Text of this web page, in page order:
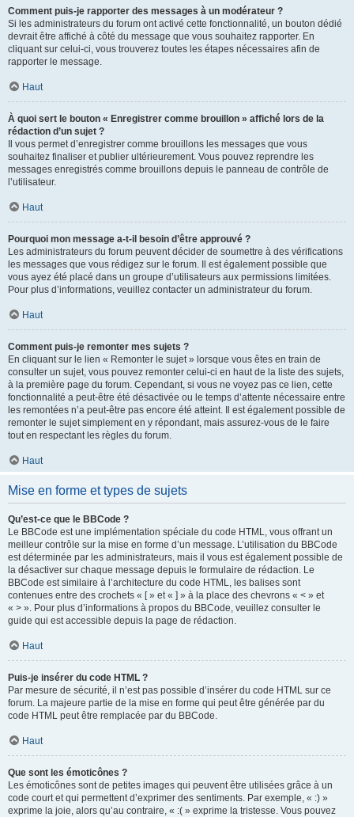
Comment puis-je rapporter des messages à un modérateur ?
Si les administrateurs du forum ont activé cette fonctionnalité, un bouton dédié
devrait être affiché à côté du message que vous souhaitez rapporter. En
cliquant sur celui-ci, vous trouverez toutes les étapes nécessaires afin de
rapporter le message.
Haut
À quoi sert le bouton « Enregistrer comme brouillon » affiché lors de la
rédaction d’un sujet ?
Il vous permet d’enregistrer comme brouillons les messages que vous
souhaitez finaliser et publier ultérieurement. Vous pouvez reprendre les
messages enregistrés comme brouillons depuis le panneau de contrôle de
l’utilisateur.
Haut
Pourquoi mon message a-t-il besoin d’être approuvé ?
Les administrateurs du forum peuvent décider de soumettre à des vérifications
les messages que vous rédigez sur le forum. Il est également possible que
vous ayez été placé dans un groupe d’utilisateurs aux permissions limitées.
Pour plus d’informations, veuillez contacter un administrateur du forum.
Haut
Comment puis-je remonter mes sujets ?
En cliquant sur le lien « Remonter le sujet » lorsque vous êtes en train de
consulter un sujet, vous pouvez remonter celui-ci en haut de la liste des sujets,
à la première page du forum. Cependant, si vous ne voyez pas ce lien, cette
fonctionnalité a peut-être été désactivée ou le temps d’attente nécessaire entre
les remontées n’a peut-être pas encore été atteint. Il est également possible de
remonter le sujet simplement en y répondant, mais assurez-vous de le faire
tout en respectant les règles du forum.
Haut
Mise en forme et types de sujets
Qu’est-ce que le BBCode ?
Le BBCode est une implémentation spéciale du code HTML, vous offrant un
meilleur contrôle sur la mise en forme d’un message. L’utilisation du BBCode
est déterminée par les administrateurs, mais il vous est également possible de
la désactiver sur chaque message depuis le formulaire de rédaction. Le
BBCode est similaire à l’architecture du code HTML, les balises sont
contenues entre des crochets « [ » et « ] » à la place des chevrons « < » et
« > ». Pour plus d’informations à propos du BBCode, veuillez consulter le
guide qui est accessible depuis la page de rédaction.
Haut
Puis-je insérer du code HTML ?
Par mesure de sécurité, il n’est pas possible d’insérer du code HTML sur ce
forum. La majeure partie de la mise en forme qui peut être générée par du
code HTML peut être remplacée par du BBCode.
Haut
Que sont les émoticônes ?
Les émoticônes sont de petites images qui peuvent être utilisées grâce à un
code court et qui permettent d’exprimer des sentiments. Par exemple, « :) »
exprime la joie, alors qu’au contraire, « :( » exprime la tristesse. Vous pouvez